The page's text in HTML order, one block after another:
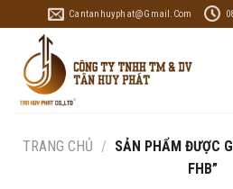
to
content
Cantanhuyphat@gmail.com
TRANG CHỦ / SẢN PHẨM ĐƯỢC
FHB”